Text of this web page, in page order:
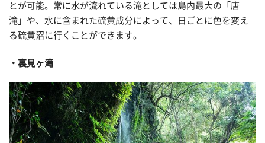
とが可能。常に水が流れている滝としては島内最大の「唐
滝」や、水に含まれた硫黄成分によって、日ごとに色を変え
る硫黄沼に行くことができます。
裏見ヶ滝